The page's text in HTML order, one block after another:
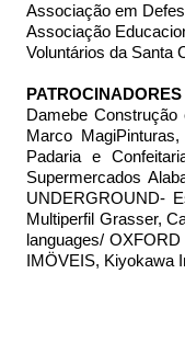
Associação em
Associação
Voluntários da Santa
PATROCINADORES
Damebe
Marco
Padaria e
Supermercados
UNDERGROUND-
Multiperfil Grasser,
languages/
IMÖVEIS, Kiyokawa